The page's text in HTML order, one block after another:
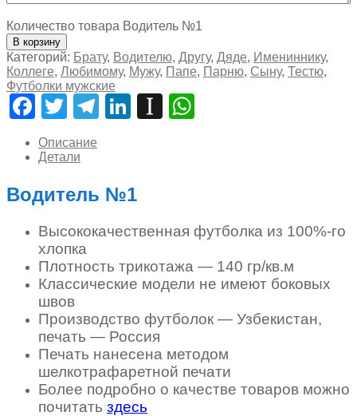
Количество товара Водитель №1
В корзину
Категорий: Брату, Водителю, Другу, Дяде, Имениннику,
Коллеге, Любимому, Мужу, Папе, Парню, Сыну, Тестю,
Футболки мужские
Facebook
TwitterTelegram
LinkedIn
Instapaper
Описание
Детали
Водитель №1
Высококачественная футболка из 100%-го
хлопка
Плотность трикотажа — 140 гр/кв.м
Классические модели не имеют боковых
швов
Производство футболок — Узбекистан,
печать — Россия
Печать нанесена методом
шелкотрафаретной печати
Более подробно о качестве товаров можно
почитать здесь